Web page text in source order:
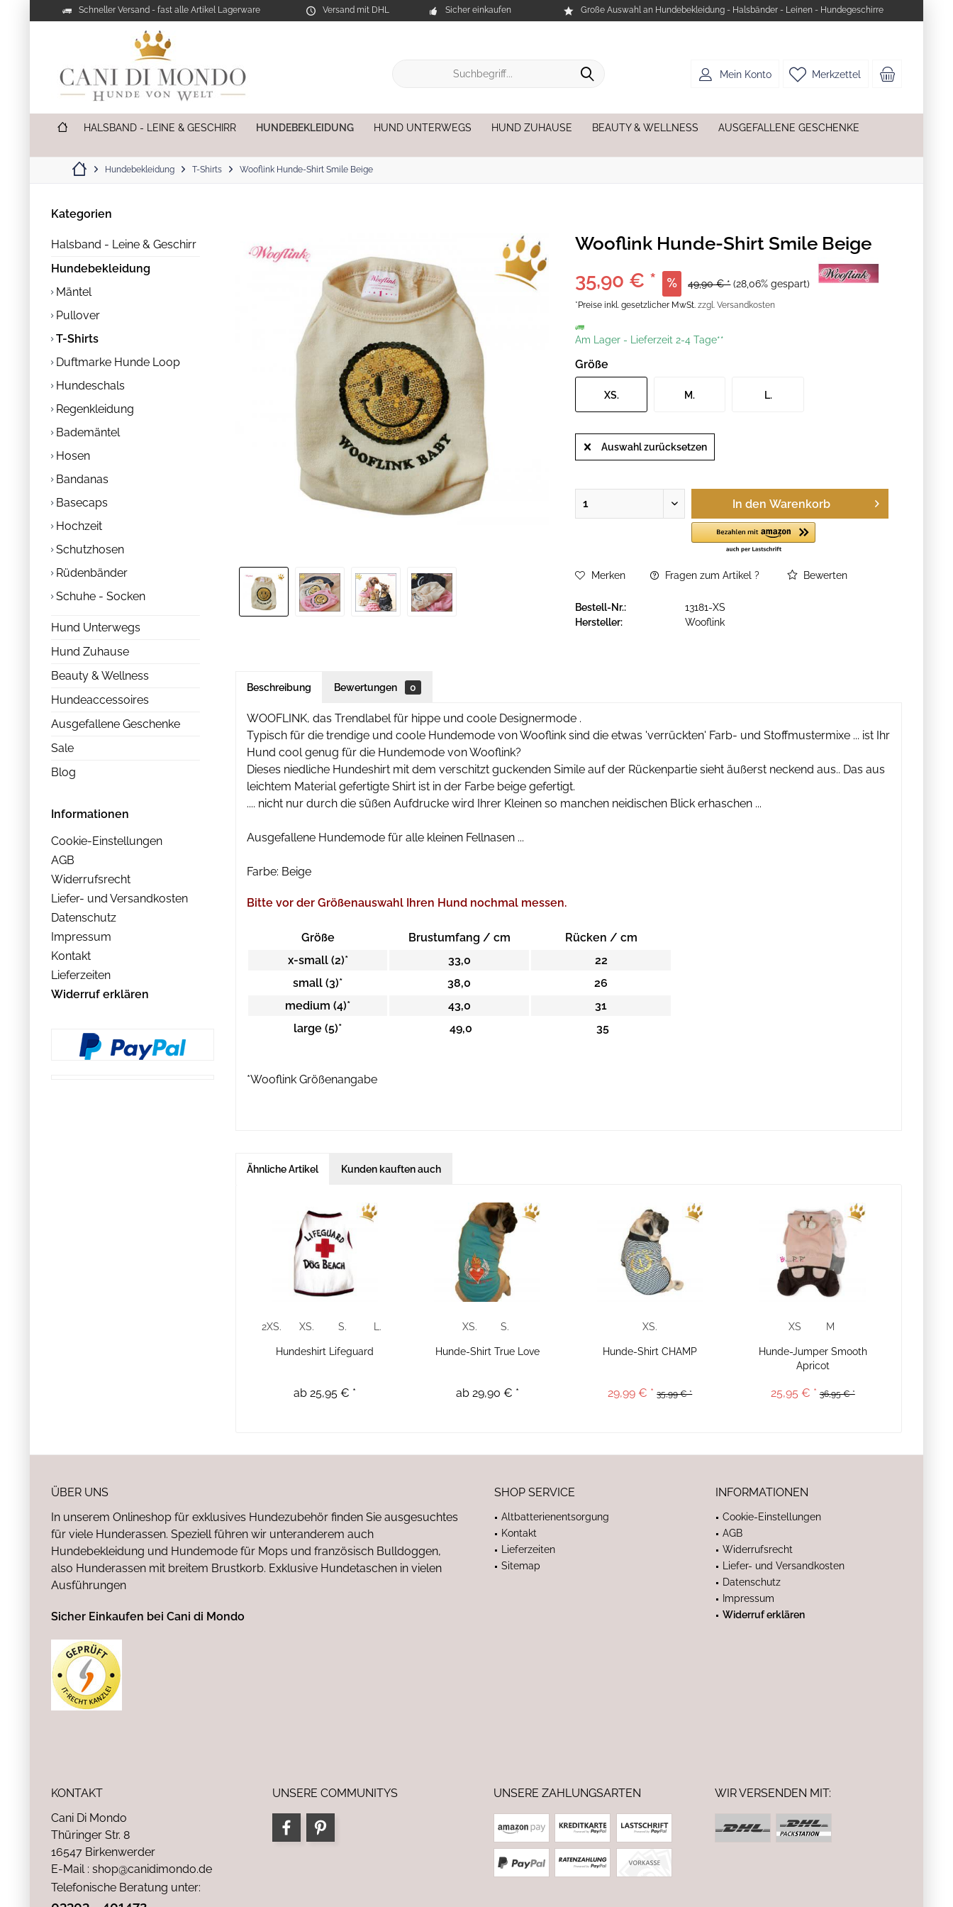
Schneller Versand - fast alle Artikel Lagerware Versand mit DHL Sicher einkaufen Große Auswahl an Hundebekleidung - Halsbänder - Leinen - Hundegeschirre
Merkzettel
Mein Konto
HALSBAND - LEINE & GESCHIRR HUNDEBEKLEIDUNG HUND UNTERWEGS HUND ZUHAUSE BEAUTY & WELLNESS AUSGEFALLENE GESCHENKE
Hundebekleidung T-Shirts Wooflink Hunde-Shirt Smile Beige
Kategorien
Halsband - Leine & Geschirr
Hundebekleidung
Mäntel
Pullover
T-Shirts
Duftmarke Hunde Loop
Hundeschals
Regenkleidung
Bademäntel
Hosen
Bandanas
Basecaps
Hochzeit
Schutzhosen
Rüdenbänder
Schuhe - Socken
Hund Unterwegs
Hund Zuhause
Beauty & Wellness
Hundeaccessoires
Ausgefallene Geschenke
Sale
Blog
Informationen
Cookie-Einstellungen
AGB
Widerrufsrecht
Liefer- und Versandkosten
Datenschutz
Impressum
Kontakt
Lieferzeiten
Widerruf erklären
Wooflink Hunde-Shirt Smile Beige
35,90 € * 49,90 € * (28,06% gespart)
*Preise inkl. gesetzlicher MwSt.zzgl. Versandkosten
Am Lager - Lieferzeit 2-4 Tage**
Größe
XS. M. L.
Auswahl zurücksetzen
In den Warenkorb
Merken Fragen zum Artikel ? Bewerten
Bestell-Nr.:
13181-XS
Hersteller:
Wooflink
Beschreibung Bewertungen 0
WOOFLINK, das Trendlabel für hippe und coole Designermode .
Typisch für die trendige und coole Hundemode von Wooflink sind die etwas 'verrückten' Farb- und Stoffmustermixe ... ist Ihr
Hund cool genug für die Hundemode von Wooflink?
Dieses niedliche Hundeshirt mit dem verschitzt guckenden Simile auf der Rückenpartie sieht äußerst neckend aus.. Das aus
leichtem Material gefertigte Shirt ist in der Farbe beige gefertigt.
.... nicht nur durch die süßen Aufdrucke wird Ihrer Kleinen so manchen neidischen Blick erhaschen ...
Ausgefallene Hundemode für alle kleinen Fellnasen ...
Farbe: Beige
Bitte vor der Größenauswahl Ihren Hund nochmal messen.
Größe Brustumfang / cm
Rücken / cm
x-small (2)*
33,0
22
small (3)*
38,0
26
medium (4)*
43,0
31
large (5)*
49,0 35
*Wooflink Größenangabe
Ähnliche Artikel Kunden kauften auch
2XS. XS. S. L.
Hundeshirt Lifeguard
ab 25,95 € *
XS. S.
Hunde-Shirt True Love
ab 29,90 € *
XS.
Hunde-Shirt CHAMP
29,99 € * 35,99 € *
XS M
Hunde-Jumper Smooth
Apricot
25,95 € * 36,95 € *
ÜBER UNS
In unserem Onlineshop für exklusives Hundezubehör finden Sie ausgesuchtes
für viele Hunderassen. Speziell führen wir unteranderem auch
Hundebekleidung und Hundemode für Mops und französisch Bulldoggen,
also Hunderassen mit breitem Brustkorb. Exklusive Hundetaschen in vielen
Ausführungen
Sicher Einkaufen bei Cani di Mondo
SHOP SERVICE
Altbatterienentsorgung
Kontakt
Lieferzeiten
Sitemap
INFORMATIONEN
Cookie-Einstellungen
AGB
Widerrufsrecht
Liefer- und Versandkosten
Datenschutz
Impressum
Widerruf erklären
KONTAKT
Cani Di Mondo
Thüringer Str. 8
16547 Birkenwerder
E-Mail : shop@canidimondo.de
Telefonische Beratung unter:
UNSERE COMMUNITYS UNSERE ZAHLUNGSARTEN WIR VERSENDEN MIT: